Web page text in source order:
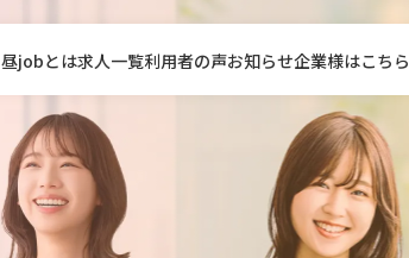
昼jobとは求人一覧利用者の声お知らせ企業様はこちら